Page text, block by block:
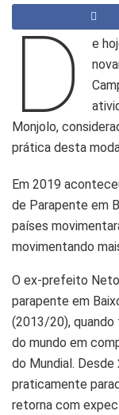
D
e
Monjolo,
prática desta
Em 2019
de Parapente em
países
movimentando
O ex-prefeito
parapente em
(2013/20),
do mundo em
do Mundial.
praticamente
retorna com